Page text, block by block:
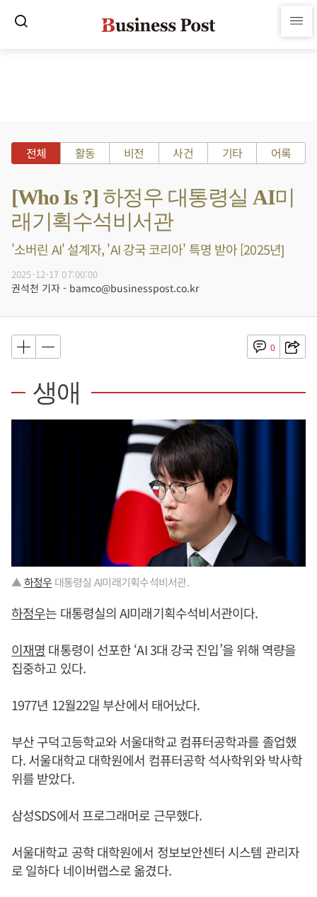
전체 활동 비전 사건 기타 어록
[Who Is ?] 하정우 대통령실 AI미
래기획수석비서관
'소버린 AI' 설계자, 'AI 강국 코리아' 특명 받아 [2025년]
2025-12-17 07:00:00
권석천 기자 - bamco@businesspost.co.kr
0
생애
▲하정우 대통령실 AI미래기획수석비서관.
하정우는 대통령실의 AI미래기획수석비서관이다.
이재명 대통령이 선포한 ‘AI 3대 강국 진입’을 위해 역량을
집중하고 있다.
1977년 12월22일 부산에서 태어났다.
부산 구덕고등학교와 서울대학교 컴퓨터공학과를 졸업했
다. 서울대학교 대학원에서 컴퓨터공학 석사학위와 박사학
위를 받았다.
삼성SDS에서 프로그래머로 근무했다.
서울대학교 공학 대학원에서 정보보안센터 시스템 관리자
로 일하다 네이버랩스로 옮겼다.